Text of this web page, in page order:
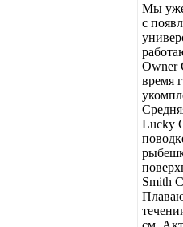
Мы уже
с
Owner
время
Lucky
Smith